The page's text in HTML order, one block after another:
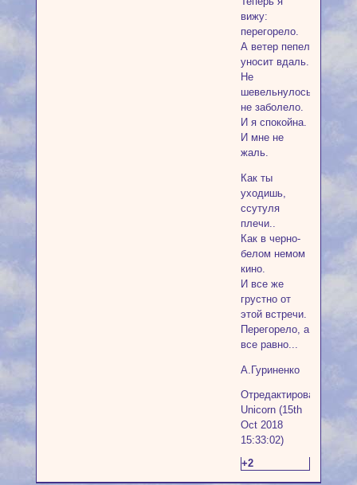
вижу:
перегорело.
А ветер пепел
уносит вдаль.
Не
шевельнулось,
не заболело.
И я спокойна.
И мне не
жаль.
Как ты
уходишь,
ссутуля
плечи..
Как в черно-
белом немом
кино.
И все же
грустно от
этой встречи.
Перегорело, а
все равно...
А.Гуриненко
Отредактировано
Unicorn (15th
Oct 2018
15:33:02)
+2